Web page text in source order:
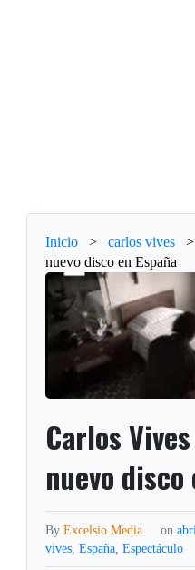
Inicio > carlos vives >
nuevo disco en España
Carlos
nuevo disco
ByExcelsio Media on
vives,España,Espectáculo